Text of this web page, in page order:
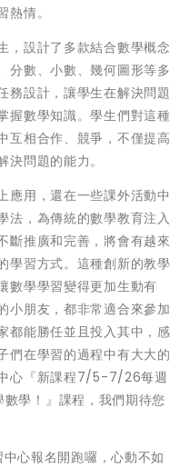
情。
，設計了多款結合數學概念
分數、小數、幾何圖形等多
務設計，讓學生在解決問題
握數學知識。學生們對這種
互相合作、競爭，不僅提高
問題的能力。
應用，還在一些課外活動中
法，為傳統的數學教育注入
斷推廣和完善，將會有越來
學習方式。這種創新的教學
數學學習變得更加生動有
小朋友，都非常適合來參加
都能勝任並且投入其中，感
們在學習的過程中有大大的
心『新課程7/5-7/26每週
學！』課程，我們期待您
心報名開跑囉，心動不如